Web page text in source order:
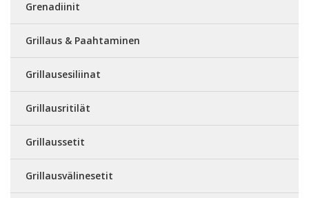
Grenadiinit
Grillaus & Paahtaminen
Grillausesiliinat
Grillausritilät
Grillaussetit
Grillausvälinesetit